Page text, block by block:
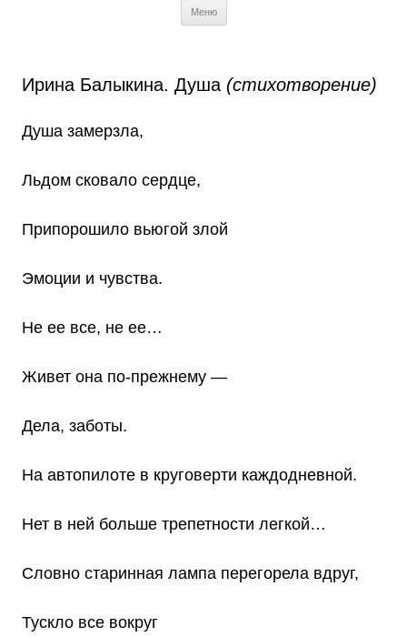
Меню
Ирина Балыкина. Душа (стихотворение)
Душа замерзла,
Льдом сковало сердце,
Припорошило вьюгой злой
Эмоции и чувства.
Не ее все, не ее…
Живет она по-прежнему —
Дела, заботы.
На автопилоте в круговерти каждодневной.
Нет в ней больше трепетности легкой…
Словно старинная лампа перегорела вдруг,
Тускло все вокруг